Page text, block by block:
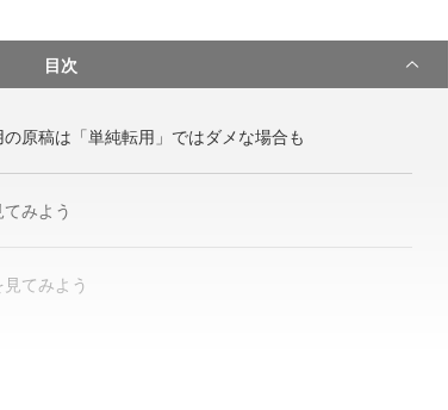
目次
原稿は「単純転用」ではダメな場合も
みよう
てみよう